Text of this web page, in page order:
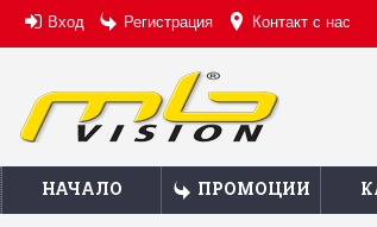
Вход Регистрация Контакт с нас
НАЧАЛО ПРОМОЦИИ